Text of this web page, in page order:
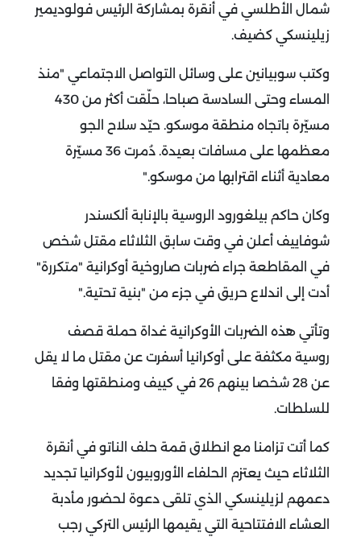
شمال الأطلسي في أنقرة بمشاركة الرئيس فولوديمير
زيلينسكي كضيف.
وكتب سوبيانين على وسائل التواصل الاجتماعي "منذ
المساء وحتى السادسة صباحا، حلّقت أكثر من 430
مسيّرة باتجاه منطقة موسكو. حيّد سلاح الجو
معظمها على مسافات بعيدة. دُمرت 36 مسيّرة
معادية أثناء اقترابها من موسكو".
وكان حاكم بيلغورود الروسية بالإنابة ألكسندر
شوفاييف أعلن في وقت سابق الثلاثاء مقتل شخص
في المقاطعة جراء ضربات صاروخية أوكرانية "متكررة"
أدت إلى اندلاع حريق في جزء من "بنية تحتية".
وتأتي هذه الضربات الأوكرانية غداة حملة قصف
روسية مكثفة على أوكرانيا أسفرت عن مقتل ما لا يقل
عن 28 شخصا بينهم 26 في كييف ومنطقتها وفقا
للسلطات.
كما أتت تزامنا مع انطلاق قمة حلف الناتو في أنقرة
الثلاثاء حيث يعتزم الحلفاء الأوروبيون لأوكرانيا تجديد
دعمهم لزيلينسكي الذي تلقى دعوة لحضور مأدبة
العشاء الافتتاحية التي يقيمها الرئيس التركي رجب